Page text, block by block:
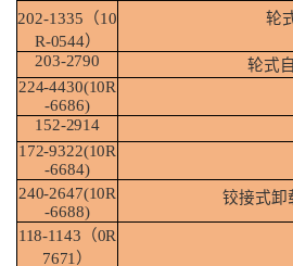
202-1335（10
R-0544）
轮
203-2790 轮式
224-4430(10R
-6686)
152-2914
172-9322(10R
-6684)
240-2647(10R
-6688)
铰接式卸
118-1143（0R
7671）